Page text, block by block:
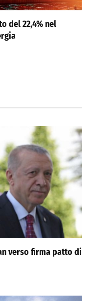
del 22,4% nel
verso firma patto di